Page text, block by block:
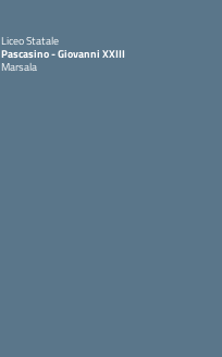
Liceo Statale
Pascasino - Giovanni XXIII
Marsala